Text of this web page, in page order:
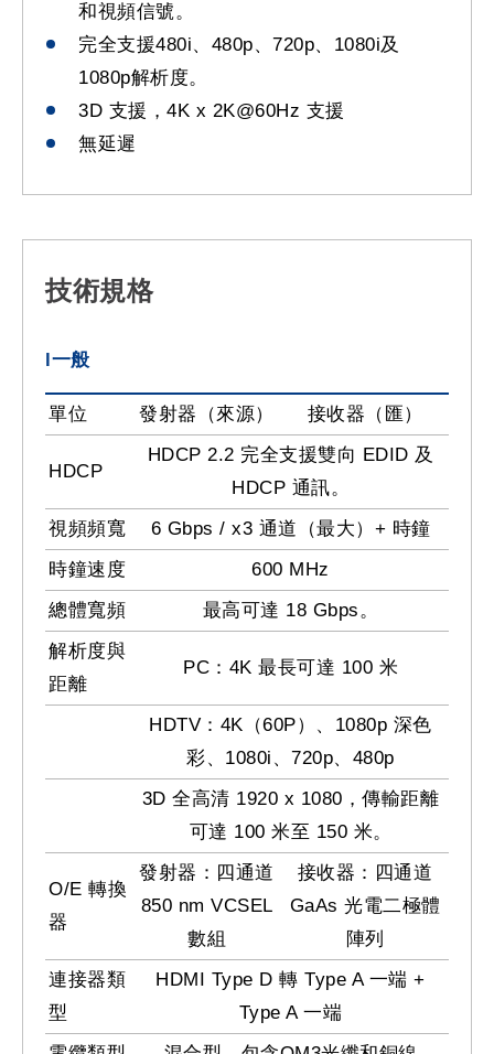
和視頻信號。
完全支援480i、480p、720p、1080i及
1080p解析度。
3D 支援，4K x 2K@60Hz 支援
無延遲
技術規格
l一般
單位 發射器（來源） 接收器（匯）
HDCP
HDCP 2.2 完全支援雙向 EDID 及
HDCP 通訊。
視頻頻寬
6 Gbps / x3 通道（最大）+ 時鐘
時鐘速度
600 MHz
總體寬頻
最高可達 18 Gbps。
解析度與
距離
PC：4K 最長可達 100 米
HDTV：4K（60P）、1080p 深色
彩、1080i、720p、480p
3D 全高清 1920 x 1080，傳輸距離
可達 100 米至 150 米。
O/E 轉換
器
發射器：四通道
850 nm VCSEL
數組
接收器：四通道
GaAs 光電二極體
陣列
連接器類
型
HDMI Type D 轉 Type A 一端 +
Type A 一端